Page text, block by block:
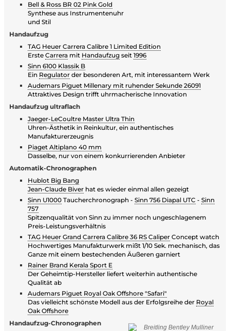
Bell & Ross BR 02 Pink Gold
Synthese aus Instrumentenuhr
und Stil
Handaufzug
TAG Heuer Carrera Calibre 1 Limited Edition
Erste Carrera mit Handaufzug seit 1996
Sinn 6100 Klassik B
Ein Regulator der besonderen Art, mit interessantem Werk
Audemars Piguet Millenary mit ruhender Sekunde 26091
Attraktives Design trifft uhrmacherische Innovation
Handaufzug ultraflach
Jaeger-LeCoultre Master Ultra Thin
Uhren-Ästhetik in Reinkultur, ein authentisches
Manufakturerzeugnis
Piaget Altiplano 40 mm
Dasselbe, nur von einem konkurrierenden Anbieter
Automatik-Chronographen
Hublot Big Bang
Jean-Claude Biver hat es wieder einmal allen gezeigt
Sinn U1000 Taucherchronograph - Sinn 756 Diapal UTC - Sinn
757
Spitzenqualität von Sinn zu immer noch ungeschlagenem
Preis-Leistungsverhältnis
TAG Heuer Grand Carrera Calibre 36 RS Caliper Concept watch
Hochwertiges Manufakturwerk mißt 1/10 Sek. mechanisch, das
Ganze mit einem bestechenden Äußeren garniert
Rainer Brand Kerala Sport E
Der Geheimtip-Hersteller liefert weiterhin authentische
Qualität ab
Audemars Piguet Royal Oak Offshore "Safari"
Das vielleicht schönste Modell aus der Erfolgsreihe der Royal
Oak Offshore
Handaufzug-Chronographen